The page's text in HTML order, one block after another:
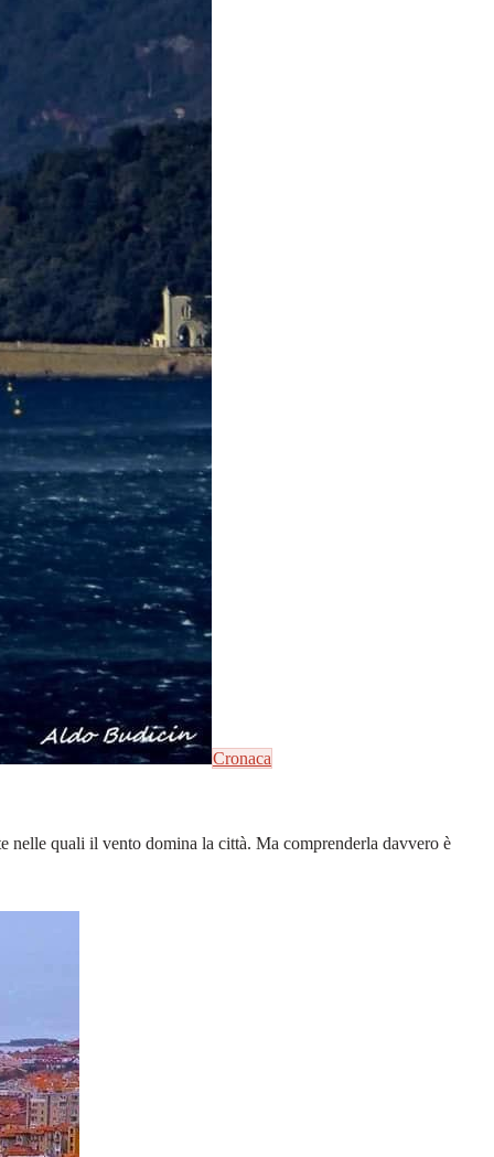
Cronaca
nelle quali il vento domina la città. Ma comprenderla davvero è